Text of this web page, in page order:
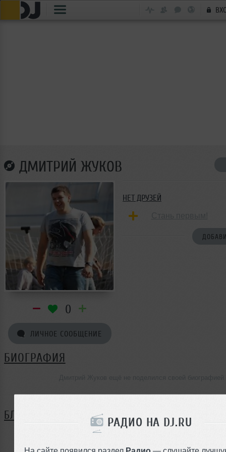
РАДИО НА DJ.RU
На сайте появился раздел Радио — слушайте
ДМИТРИЙ ЖУКОВ
0
ЛИЧНОЕ СООБЩЕНИЕ
НЕТ ДРУЗЕЙ
БИОГРАФИЯ
БЛОГ